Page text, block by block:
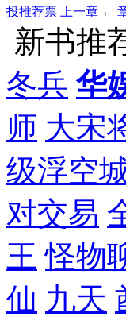
投推荐票 上一章 ←
新书推
冬兵 华
师 大宋
级浮空
对交易
王 怪物
仙 九天